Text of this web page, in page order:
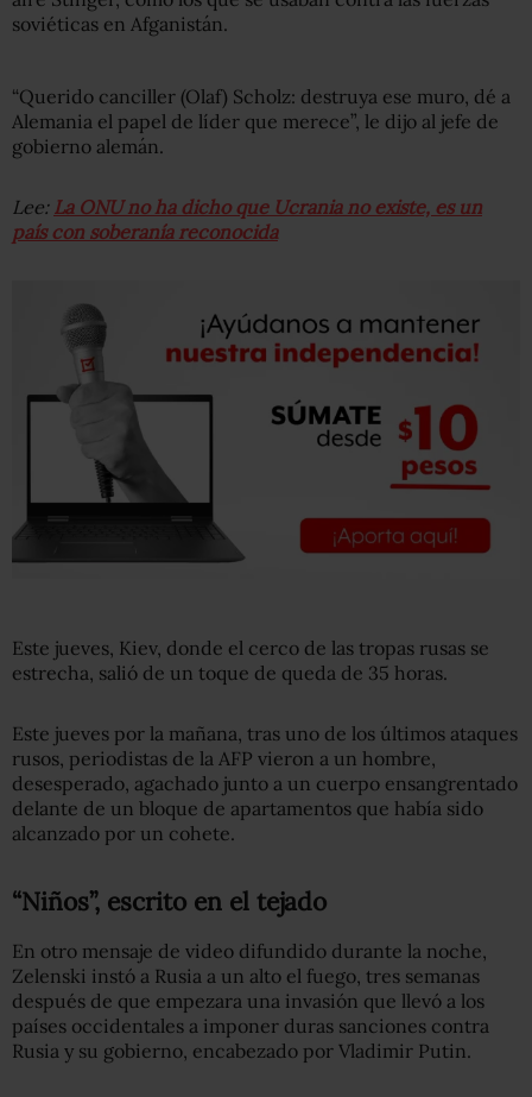
soviéticas en Afganistán.
“Querido canciller (Olaf) Scholz: destruya ese muro, dé a
Alemania el papel de líder que merece”, le dijo al jefe de
gobierno alemán.
Lee: La ONU no ha dicho que Ucrania no existe, es un
país con soberanía reconocida
Este jueves, Kiev, donde el cerco de las tropas rusas se
estrecha, salió de un toque de queda de 35 horas.
Este jueves por la mañana, tras uno de los últimos ataques
rusos, periodistas de la AFP vieron a un hombre,
desesperado, agachado junto a un cuerpo ensangrentado
delante de un bloque de apartamentos que había sido
alcanzado por un cohete.
“Niños”, escrito en el tejado
En otro mensaje de video difundido durante la noche,
Zelenski instó a Rusia a un alto el fuego, tres semanas
después de que empezara una invasión que llevó a los
países occidentales a imponer duras sanciones contra
Rusia y su gobierno, encabezado por Vladimir Putin.